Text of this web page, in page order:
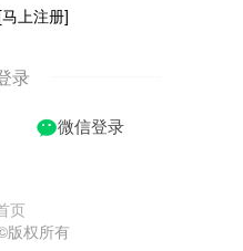
上注册]
录
微信登录
页
版权所有